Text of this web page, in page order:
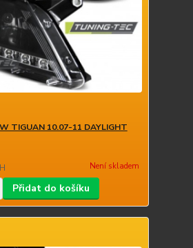
TIGUAN 10.07-11 DAYLIGHT
Není skladem
Přidat do košíku